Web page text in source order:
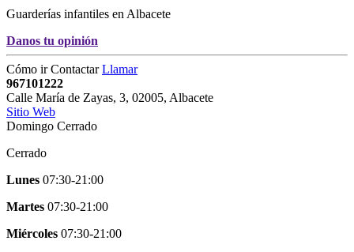
Guarderías infantiles en Albacete
Danos tu opinión
Cómo irContactarLlamar
967101222
Calle María de Zayas, 3, 02005, Albacete
Sitio Web
Domingo Cerrado
Cerrado
Lunes 07:30-21:00
Martes 07:30-21:00
Miércoles 07:30-21:00